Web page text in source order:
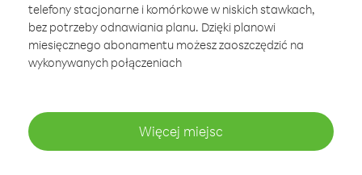
telefony stacjonarne i komórkowe w niskich stawkach,
bez potrzeby odnawiania planu. Dzięki planowi
miesięcznego abonamentu możesz zaoszczędzić na
wykonywanych połączeniach
Więcej miejsc